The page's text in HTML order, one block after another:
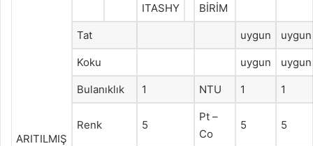
ARITILMIŞ
ITASHY BİRİM
Tat uygun uygun
Koku uygun uygun
Bulanıklık 1 NTU 1 1
Renk 5
Pt –
Co
5 5